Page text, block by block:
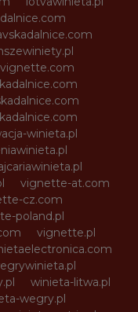
winieta.pl
vignette-at.com
cz.com
poland.pl
vignette.pl
winieta-litwa.pl
wegry.pl